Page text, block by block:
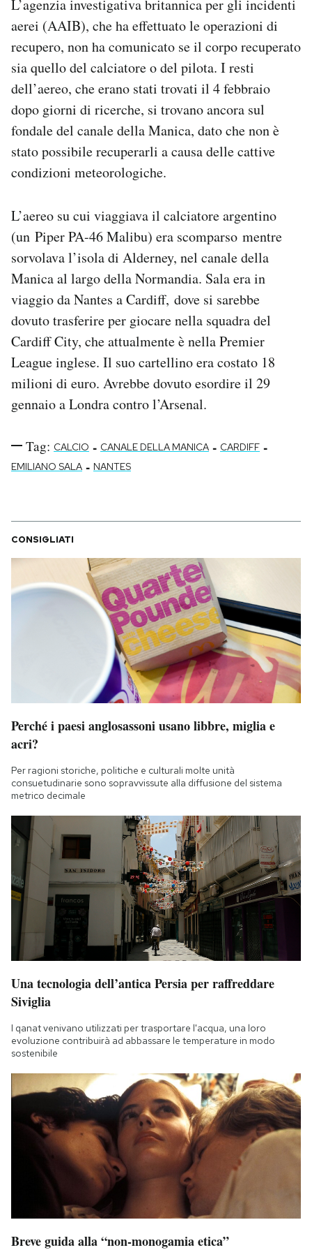
Notifiche mobile
Regala il Post
Hai bisogno di aiuto?
Esci
L’agenzia investigativa britannica per gli incidenti
aerei (AAIB), che ha effettuato le operazioni di
recupero, non ha comunicato se il corpo recuperato
sia quello del calciatore o del pilota. I resti
dell’aereo, che erano stati trovati il 4 febbraio
dopo giorni di ricerche, si trovano ancora sul
fondale del canale della Manica, dato che non è
stato possibile recuperarli a causa delle cattive
condizioni meteorologiche.
L’aereo su cui viaggiava il calciatore argentino
(un Piper PA-46 Malibu) era scomparso mentre
sorvolava l’isola di Alderney, nel canale della
Manica al largo della Normandia. Sala era in
viaggio da Nantes a Cardiff, dove si sarebbe
dovuto trasferire per giocare nella squadra del
Cardiff City, che attualmente è nella Premier
League inglese. Il suo cartellino era costato 18
milioni di euro. Avrebbe dovuto esordire il 29
gennaio a Londra contro l’Arsenal.
Tag: CALCIO - CANALE DELLA MANICA - CARDIFF -
EMILIANO SALA - NANTES
CONSIGLIATI
Perché i paesi anglosassoni usano libbre, miglia e
acri?
Per ragioni storiche, politiche e culturali molte unità
consuetudinarie sono sopravvissute alla diffusione del sistema
metrico decimale
Una tecnologia dell’antica Persia per raffreddare
Siviglia
I qanat venivano utilizzati per trasportare l'acqua, una loro
evoluzione contribuirà ad abbassare le temperature in modo
sostenibile
Breve guida alla “non-monogamia etica”